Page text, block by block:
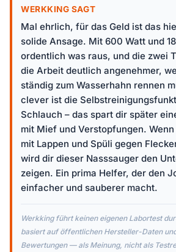
WERKKING SAGT
Mal ehrlich, für das Geld ist das
solide Ansage. Mit 600 Watt und
ordentlich was raus, und die zwei
die Arbeit deutlich angenehmer,
ständig zum Wasserhahn rennen
clever ist die
Schlauch – das spart dir später
mit Mief und Verstopfungen.
mit Lappen und Spüli gegen
wird dir dieser Nasssauger den
zeigen. Ein prima Helfer, der den
einfacher und sauberer macht.
Werkking führt keinen eigenen Labortest
basiert auf öffentlichen Hersteller-Daten
Bewertungen — als Meinung, nicht als